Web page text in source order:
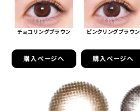
チョコリングブラウン
購入ページへ
ピンクリングブラウン
購入ページへ